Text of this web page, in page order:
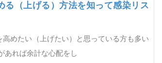
る（上げる）方法を知って感染リス
めたい（上げたい）と思っている方も多い
あれば余計な心配をし